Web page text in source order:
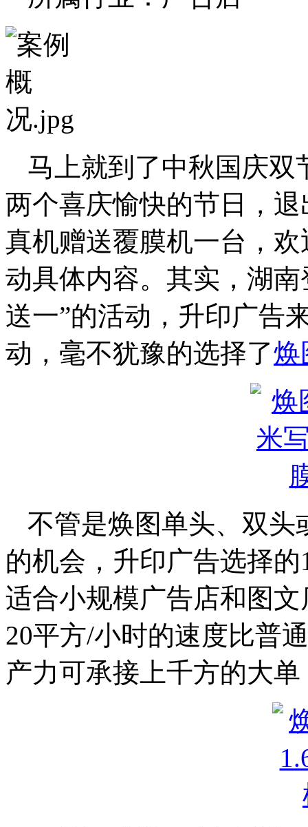
马上就到了中秋国庆双
两个喜庆愉快的节日，
真机赠送覆膜机一台，
动具体内容。其实，湖
送一”的活动，升印广告
动，毫不犹豫的选择了焕
不管是焕图单头、双头
的机会，升印广告选择的
适合小规模广告店和图
20平方/小时的速度比普通
产力可承接上千方的大